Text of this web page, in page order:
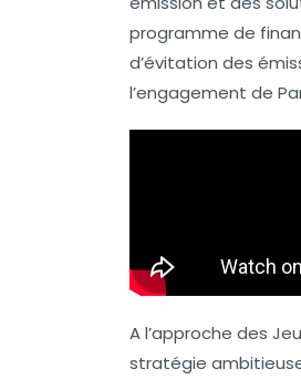
programme de
d’évitation des
l’engagement de
A l’approche des
stratégie